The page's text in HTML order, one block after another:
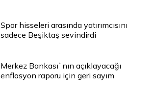
Spor hisseleri arasında yatırımcısını
sadece Beşiktaş sevindirdi
Merkez Bankası`nın açıklayacağı
enflasyon raporu için geri sayım